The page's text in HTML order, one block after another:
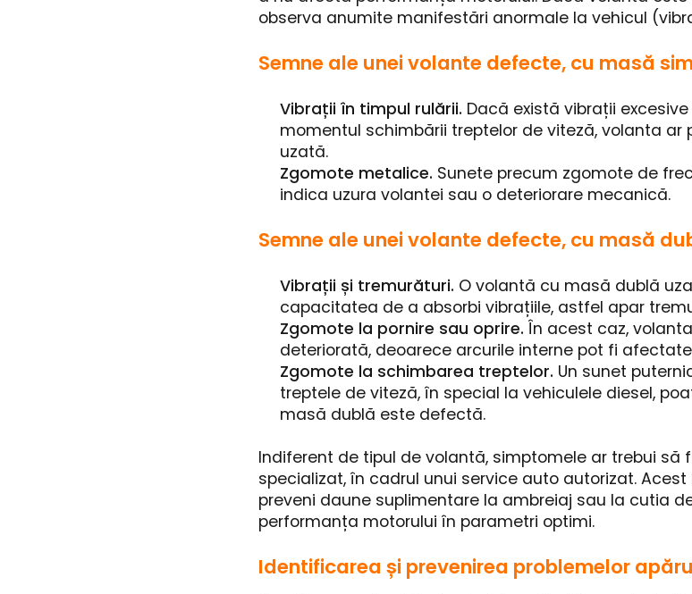
observa anumite manifestări anormale la vehicul
Semne ale unei volante defecte, cu masă
Vibrații în timpul rulării. Dacă există vibrații
momentul schimbării treptelor de viteză, volanta ar
uzată.
Zgomote metalice. Sunete precum zgomote de
indica uzura volantei sau o deteriorare mecanică.
Semne ale unei volante defecte, cu masă
Vibrații și tremurături. O volantă cu masă dublă
capacitatea de a absorbi vibrațiile, astfel apar
Zgomote la pornire sau oprire. În acest caz,
deteriorată, deoarece arcurile interne pot fi
Zgomote la schimbarea treptelor. Un sunet
treptele de viteză, în special la vehiculele diesel,
masă dublă este defectă.
Indiferent de tipul de volantă, simptomele ar trebui să
specializat, în cadrul unui service auto autorizat.
preveni daune suplimentare la ambreiaj sau la cutia
performanța motorului în parametri optimi.
Identificarea și prevenirea problemelor